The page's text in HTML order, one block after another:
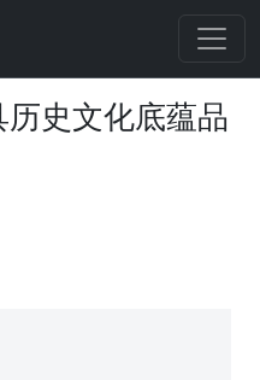
史文化底蕴品